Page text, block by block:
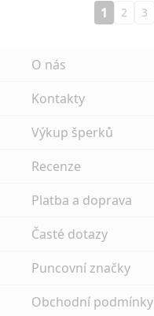
1 2 3
O nás
Kontakty
Výkup šperků
Recenze
Platba a doprava
Časté dotazy
Puncovní značky
Obchodní podmínky